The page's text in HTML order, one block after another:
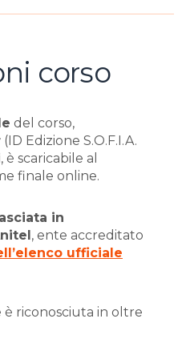
corso
del corso,
(ID Edizione S.O.F.I.A.
, è scaricabile al
finale online.
in
, ente accreditato
ufficiale
è riconosciuta in oltre